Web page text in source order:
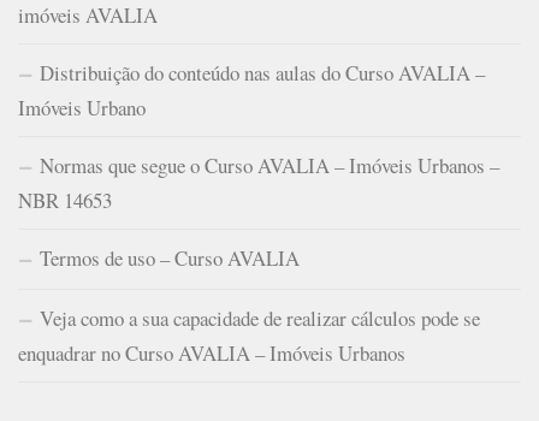
imóveis AVALIA
Distribuição do conteúdo nas aulas do Curso AVALIA –
Imóveis Urbano
Normas que segue o Curso AVALIA – Imóveis Urbanos –
NBR 14653
Termos de uso – Curso AVALIA
Veja como a sua capacidade de realizar cálculos pode se
enquadrar no Curso AVALIA – Imóveis Urbanos